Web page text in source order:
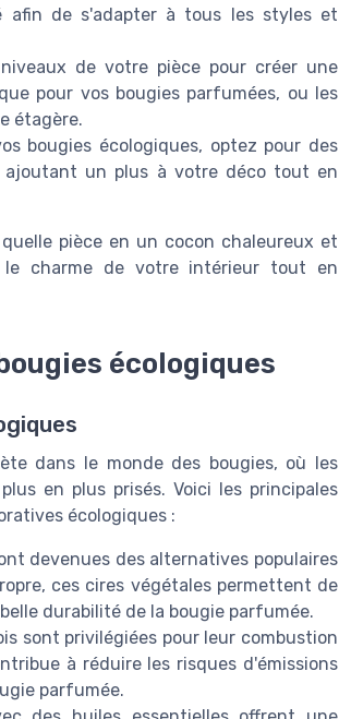
afin de s'adapter à tous les styles et
de votre pièce pour créer une
pour vos bougies parfumées, ou les
étagère.
bougies écologiques, optez pour des
ajoutant un plus à votre déco tout en
pièce en un cocon chaleureux et
le charme de votre intérieur tout en
écologiques
dans le monde des bougies, où les
en plus prisés. Voici les principales
écologiques :
devenues des alternatives populaires
ces cires végétales permettent de
durabilité de la bougie parfumée.
sont privilégiées pour leur combustion
à réduire les risques d'émissions
parfumée.